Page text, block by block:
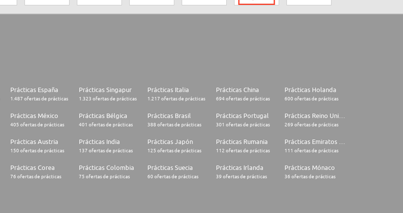
Prácticas España
1.487 ofertas de prácticas
Prácticas Singapur
1.323 ofertas de prácticas
Prácticas Italia
1.217 ofertas de prácticas
Prácticas China
694 ofertas de prácticas
Prácticas Holanda
600 ofertas de prácticas
Prácticas México
405 ofertas de prácticas
Prácticas Bélgica
401 ofertas de prácticas
Prácticas Brasil
388 ofertas de prácticas
Prácticas Portugal
301 ofertas de prácticas 269 ofertas de prácticas
Prácticas Austria
150 ofertas de prácticas
Prácticas India
137 ofertas de prácticas
Prácticas Japón
125 ofertas de prácticas
Prácticas Rumania
112 ofertas de prácticas 111 ofertas de prácticas
Prácticas Corea
76 ofertas de prácticas
Prácticas Colombia
75 ofertas de prácticas
Prácticas Suecia
60 ofertas de prácticas
Prácticas Irlanda
39 ofertas de prácticas
Prácticas Mónaco
36 ofertas de prácticas